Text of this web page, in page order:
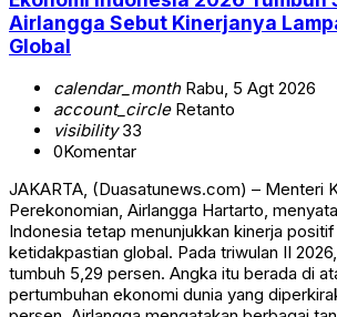
Airlangga Sebut Kinerjanya
Global
calendar_monthRabu, 5 Agt 2026
account_circleRetanto
visibility33
0Komentar
JAKARTA, (Duasatunews.com) – Menteri
Perekonomian, Airlangga Hartarto,
Indonesia tetap menunjukkan kinerja
ketidakpastian global. Pada triwulan II
tumbuh 5,29 persen. Angka itu berada di
pertumbuhan ekonomi dunia yang